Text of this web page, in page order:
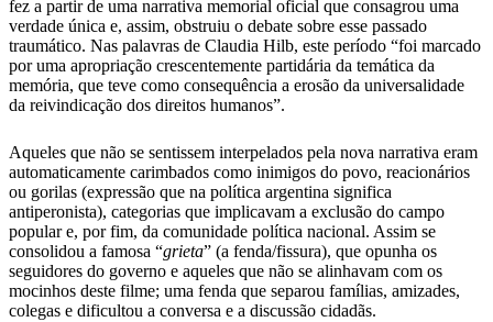
fez a partir de uma narrativa memorial oficial que consagrou uma
verdade única e, assim, obstruiu o debate sobre esse passado
traumático. Nas palavras de Claudia Hilb, este período “foi marcado
por uma apropriação crescentemente partidária da temática da
memória, que teve como consequência a erosão da universalidade
da reivindicação dos direitos humanos”.
Aqueles que não se sentissem interpelados pela nova narrativa eram
automaticamente carimbados como inimigos do povo, reacionários
ou gorilas (expressão que na política argentina significa
antiperonista), categorias que implicavam a exclusão do campo
popular e, por fim, da comunidade política nacional. Assim se
consolidou a famosa “grieta” (a fenda/fissura), que opunha os
seguidores do governo e aqueles que não se alinhavam com os
mocinhos deste filme; uma fenda que separou famílias, amizades,
colegas e dificultou a conversa e a discussão cidadãs.